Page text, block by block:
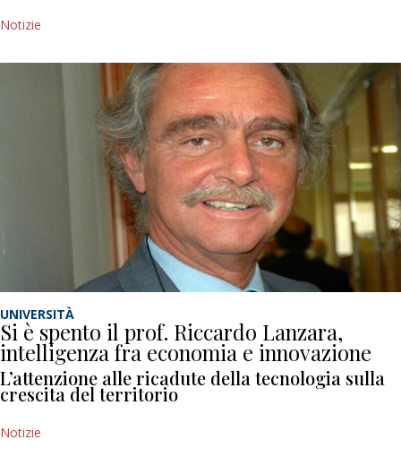
Notizie
UNIVERSITÀ
Si è spento il prof. Riccardo Lanzara,
intelligenza fra economia e innovazione
L’attenzione alle ricadute della tecnologia sulla
crescita del territorio
Notizie